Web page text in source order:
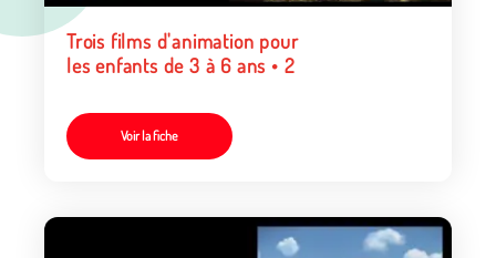
Trois films d'animation pour
les enfants de 3 à 6 ans • 2
Voir la fiche